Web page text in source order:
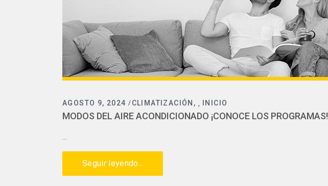
AGOSTO 9, 2024 CLIMATIZACIÓN , INICIO
MODOS DEL AIRE ACONDICIONADO ¡CONOCE LOS PROGRAMAS!
Seguir leyendo...